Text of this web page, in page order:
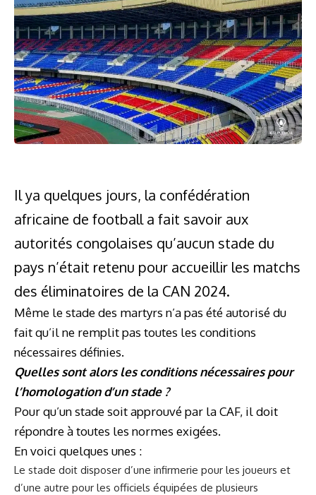
Il ya quelques jours, la confédération
africaine de football a fait savoir aux
autorités congolaises qu’aucun stade du
pays n’était retenu pour accueillir les matchs
des éliminatoires de la CAN 2024.
Même le stade des martyrs n’a pas été autorisé du
fait qu’il ne remplit pas toutes les conditions
nécessaires définies.
Quelles sont alors les conditions nécessaires pour
l’homologation d’un stade ?
Pour qu’un stade soit approuvé par la CAF, il doit
répondre à toutes les normes exigées.
En voici quelques unes :
Le stade doit disposer d’une infirmerie pour les joueurs et
d’une autre pour les officiels équipées de plusieurs